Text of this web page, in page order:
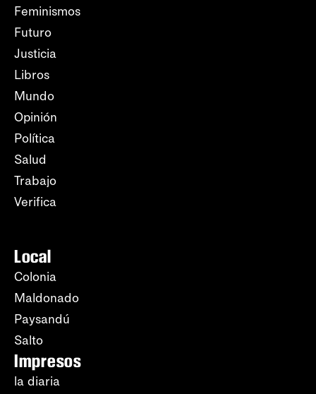
Feminismos
Futuro
Justicia
Libros
Mundo
Opinión
Política
Salud
Trabajo
Verifica
Local
Colonia
Maldonado
Paysandú
Salto
Impresos
la diaria